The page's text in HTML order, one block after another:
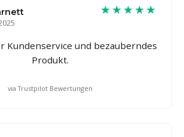
★★★★★
Kundenservice und bezauberndes
Produkt.
via Trustpilot Bewertungen